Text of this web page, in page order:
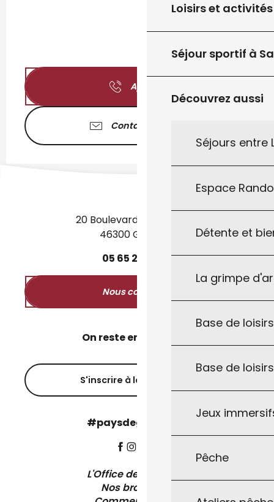
Loisirs et activités
Séjour sportif à
Découvrez aussi
Séjours entre
Espace
Détente et
La grimpe
Base de
Base de
Jeux
Pêche
Appeler
Contactez-nous
20 Boulevard des Martyrs
46300 Gourdon
05 65 27 50
Nous contacter
On reste en contact ?
S'inscrire à la newsletter
#paysdegourdon !
L'Office de Tourisme
Nos brochures